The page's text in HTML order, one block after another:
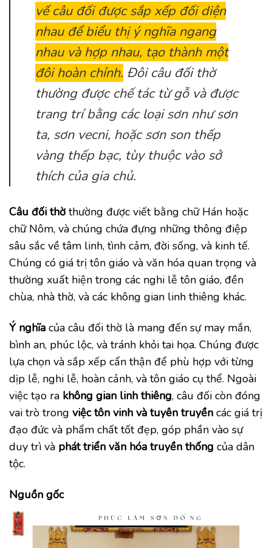
vế câu đối được sắp xếp đối diện
nhau để biểu thị ý nghĩa ngang
nhau và hợp nhau, tạo thành một
đôi hoàn chỉnh. Đôi câu đối thờ
thường được chế tác từ gỗ và được
trang trí bằng các loại sơn như sơn
ta, sơn vecni, hoặc sơn son thếp
vàng thếp bạc, tùy thuộc vào sở
thích của gia chủ.
Câu đối thờ thường được viết bằng chữ Hán hoặc
chữ Nôm, và chúng chứa đựng những thông điệp
sâu sắc về tâm linh, tình cảm, đời sống, và kinh tế.
Chúng có giá trị tôn giáo và văn hóa quan trọng và
thường xuất hiện trong các nghi lễ tôn giáo, đền
chùa, nhà thờ, và các không gian linh thiêng khác.
Ý nghĩa của câu đối thờ là mang đến sự may mắn,
bình an, phúc lộc, và tránh khỏi tai họa. Chúng được
lựa chọn và sắp xếp cẩn thận để phù hợp với từng
dịp lễ, nghi lễ, hoàn cảnh, và tôn giáo cụ thể. Ngoài
việc tạo ra không gian linh thiêng, câu đối còn đóng
vai trò trong việc tôn vinh và tuyên truyền các giá trị
đạo đức và phẩm chất tốt đẹp, góp phần vào sự
duy trì và phát triển văn hóa truyền thống của dân
tộc.
Nguồn gốc